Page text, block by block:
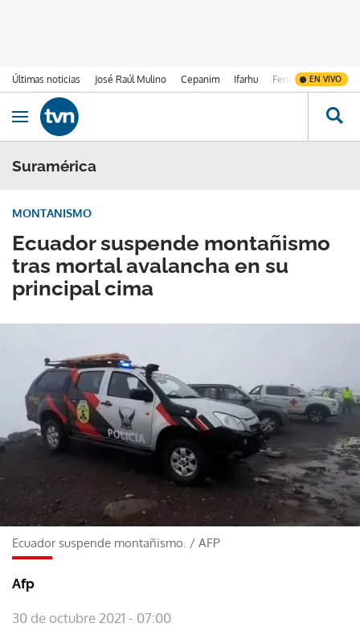
Últimas noticias José Raúl Mulino Cepanim Ifarhu Fenómeno de El
EN VIVO
Ir al contenido
Obrir navegació
Suramérica
Ecuador suspende montañismo
tras mortal avalancha en su
principal cima
MONTANISMO
Ecuador suspende montañismo. / AFP
Afp
30 de octubre 2021 - 07:00